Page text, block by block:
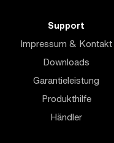
Support
Impressum & Kontakt
Downloads
Garantieleistung
Produkthilfe
Händler